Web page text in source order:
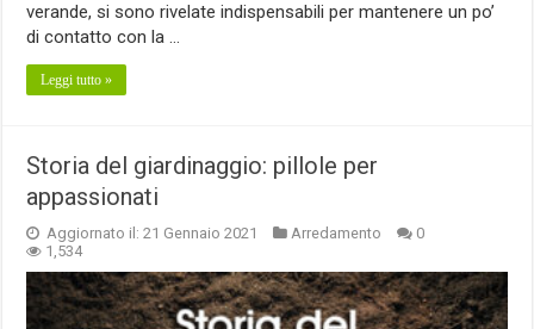
verande, si sono rivelate indispensabili per mantenere un po’
di contatto con la …
Leggi tutto »
Storia del giardinaggio: pillole per
appassionati
Aggiornato il: 21 Gennaio 2021 Arredamento
0
1,534